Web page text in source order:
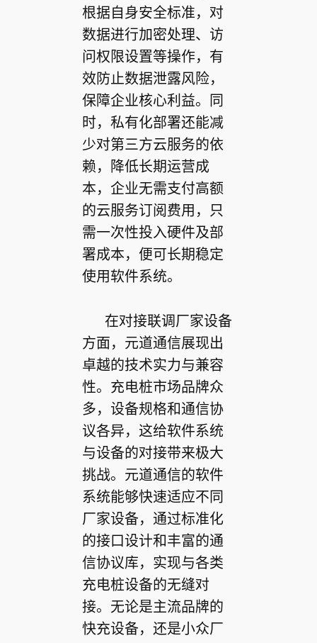
根据自身安全标准，对
数据进行加密处理、访
问权限设置等操作，有
效防止数据泄露风险，
保障企业核心利益。同
时，私有化部署还能减
少对第三方云服务的依
赖，降低长期运营成
本，企业无需支付高额
的云服务订阅费用，只
需一次性投入硬件及部
署成本，便可长期稳定
使用软件系统。
在对接联调厂家设备
方面，元道通信展现出
卓越的技术实力与兼容
性。充电桩市场品牌众
多，设备规格和通信协
议各异，这给软件系统
与设备的对接带来极大
挑战。元道通信的软件
系统能够快速适应不同
厂家设备，通过标准化
的接口设计和丰富的通
信协议库，实现与各类
充电桩设备的无缝对
接。无论是主流品牌的
快充设备，还是小众厂